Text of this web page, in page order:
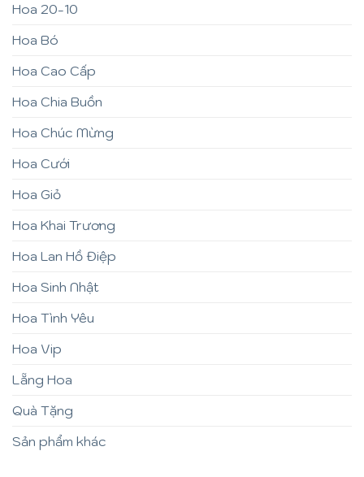
Hoa 20-10
Hoa Bó
Hoa Cao Cấp
Hoa Chia Buồn
Hoa Chúc Mừng
Hoa Cưới
Hoa Giỏ
Hoa Khai Trương
Hoa Lan Hồ Điệp
Hoa Sinh Nhật
Hoa Tình Yêu
Hoa Vip
Lẵng Hoa
Quà Tặng
Sản phẩm khác